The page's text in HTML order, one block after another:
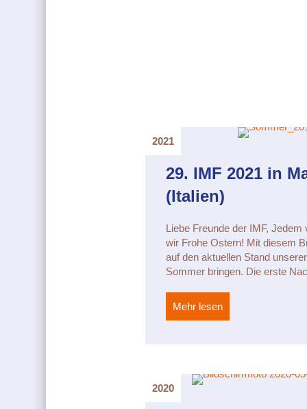
2021
29. IMF 2021 in
(Italien)
Liebe Freunde der IMF,
wir Frohe Ostern! Mit diesem
auf den aktuellen Stand
Sommer bringen. Die erste
Mehr lesen
2020